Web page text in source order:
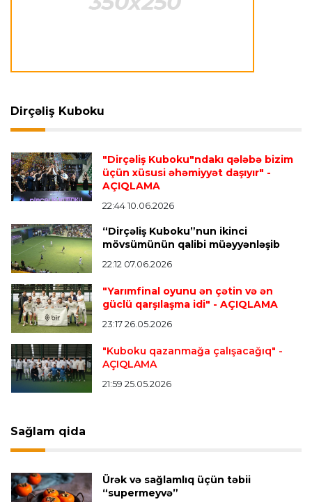
Lukaku ilə "Monako" arasında danışıqlar
Transfer 23:09 07.08.2026
hazırlaşır
"Real" argentinalı futbolçusunu "Fiorentina"ya
icarəyə göndərdi
Transfer 22:57 07.08.2026
"Qranada" Zinəddin Zidanın oğlu ilə yollarını
ayırdı
Transfer 22:54 07.08.2026
"Mançester Siti" argentinalı qapıçını transfer
edir
Offside 19:46 07.08.2026
bürünc medalın sahibi müəyyənləşdi
Misli Premyer liqa 16:52 07.08.2026
"Zirə" Namik Ələskərovla yollarını ayırdı
Dirçəliş Kuboku
"Dirçəliş Kuboku"ndakı qələbə bizim
üçün xüsusi əhəmiyyət daşıyır" -
AÇIQLAMA
22:44 10.06.2026
“Dirçəliş Kuboku”nun ikinci
mövsümünün qalibi müəyyənləşib
22:12 07.06.2026
"Yarımfinal oyunu ən çətin və ən
güclü qarşılaşma idi" - AÇIQLAMA
23:17 26.05.2026
"Kuboku qazanmağa çalışacağıq" -
AÇIQLAMA
21:59 25.05.2026
Sağlam qida
Ürək və sağlamlıq üçün təbii
“supermeyvə”